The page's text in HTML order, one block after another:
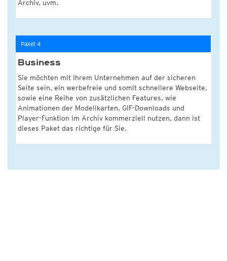
Archiv, uvm.
Paket 4
Business
Sie möchten mit Ihrem Unternehmen auf der sicheren
Seite sein, ein werbefreie und somit schnellere Webseite,
sowie eine Reihe von zusätzlichen Features, wie
Animationen der Modellkarten, GIF-Downloads und
Player-Funktion im Archiv kommerziell nutzen, dann ist
dieses Paket das richtige für Sie.